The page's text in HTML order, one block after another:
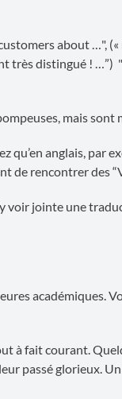
about …",
très distingué !
mais sont
anglais, par
de rencontrer des
voir jointe une
académiques.
à fait courant.
passé glorieux.